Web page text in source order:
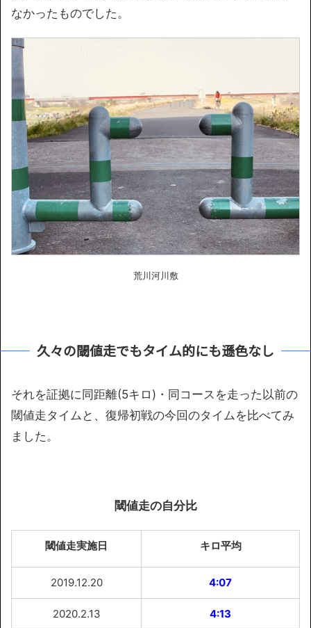
なかったものでした。
荒川河川敷
久々の閾値走でもタイム的にも遜色なし
それを証拠に同距離(5キロ)・同コースを走った以前の
閾値走タイムと、復帰初戦の今回のタイムを比べてみ
ました。
閾値走の自分比
閾値走実施日 キロ平均
2019.12.20 4:07
2020.2.13 4:13